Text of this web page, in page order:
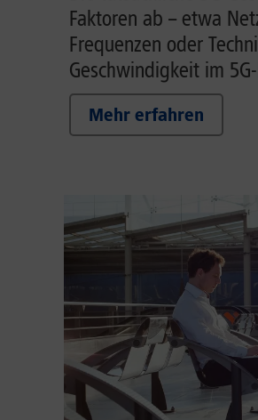
Faktoren ab – etwa
Frequenzen oder
Geschwindigkeit im
Mehr erfahren